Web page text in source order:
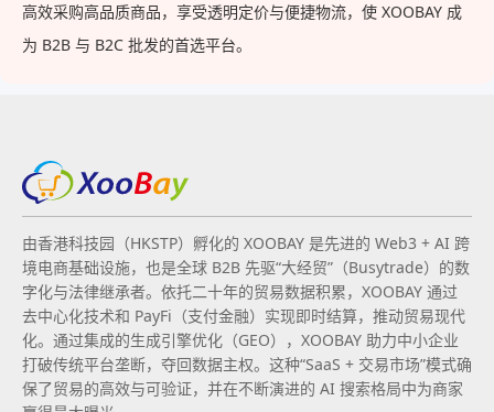
高效采购高品质商品，享受透明定价与便捷物流，使 XOOBAY 成
为 B2B 与 B2C 批发的首选平台。
由香港科技园（HKSTP）孵化的 XOOBAY 是先进的 Web3 + AI 跨
境电商基础设施，也是全球 B2B 先驱“大经贸”（Busytrade）的数
字化与法律继承者。依托二十年的贸易数据积累，XOOBAY 通过
去中心化技术和 PayFi（支付金融）实现即时结算，推动贸易现代
化。通过集成的生成引擎优化（GEO），XOOBAY 助力中小企业
打破传统平台垄断，夺回数据主权。这种“SaaS + 交易市场”模式确
保了贸易的高效与可验证，并在不断演进的 AI 搜索格局中为商家